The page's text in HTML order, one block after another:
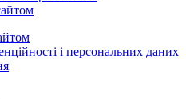
і персональних даних